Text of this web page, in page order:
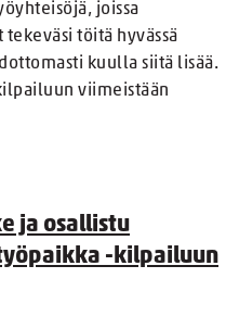
joissa
töitä hyvässä
kuulla siitä lisää.
viimeistään
ja osallistu
-kilpailuun